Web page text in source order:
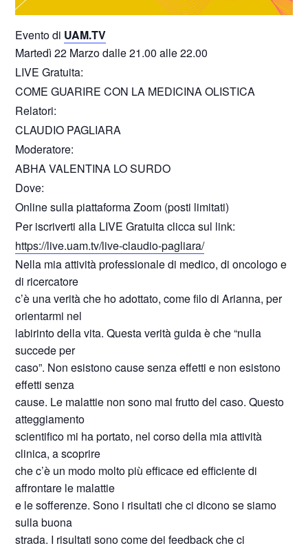
Evento di UAM.TV
Martedì 22 Marzo dalle 21.00 alle 22.00
LIVE Gratuita:
COME GUARIRE CON LA MEDICINA OLISTICA
Relatori:
CLAUDIO PAGLIARA
Moderatore:
ABHA VALENTINA LO SURDO
Dove:
Online sulla piattaforma Zoom (posti limitati)
Per iscriverti alla LIVE Gratuita clicca sul link:
https://live.uam.tv/live-claudio-pagliara/
Nella mia attività professionale di medico, di oncologo e
di ricercatore
c’è una verità che ho adottato, come filo di Arianna, per
orientarmi nel
labirinto della vita. Questa verità guida è che “nulla
succede per
caso”. Non esistono cause senza effetti e non esistono
effetti senza
cause. Le malattie non sono mai frutto del caso. Questo
atteggiamento
scientifico mi ha portato, nel corso della mia attività
clinica, a scoprire
che c’è un modo molto più efficace ed efficiente di
affrontare le malattie
e le sofferenze. Sono i risultati che ci dicono se siamo
sulla buona
strada. I risultati sono come dei feedback che ci